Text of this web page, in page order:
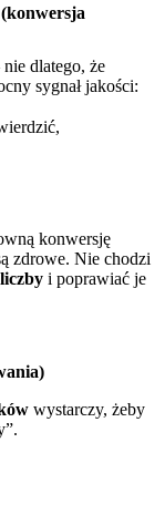
dlatego, że
sygnał jakości:
konwersję
zdrowe. Nie chodzi
i poprawiać je
wystarczy, żeby